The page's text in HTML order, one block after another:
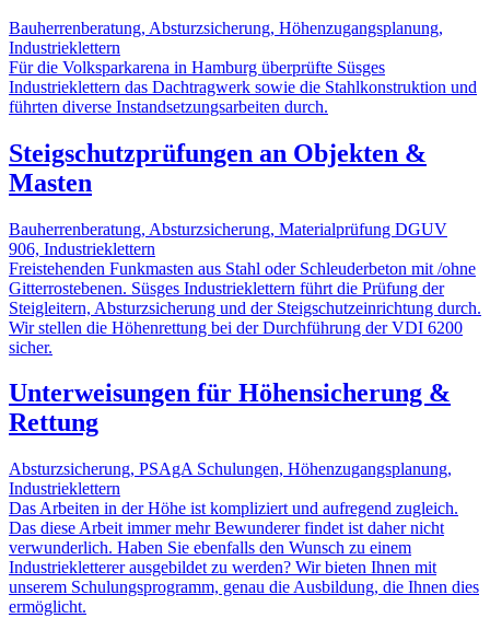
Bauherrenberatung, Absturzsicherung, Höhenzugangsplanung,
Industrieklettern
Für die Volksparkarena in Hamburg überprüfte Süsges
Industrieklettern das Dachtragwerk sowie die Stahlkonstruktion und
führten diverse Instandsetzungsarbeiten durch.
Steigschutzprüfungen an Objekten &
Masten
Bauherrenberatung, Absturzsicherung, Materialprüfung DGUV
906, Industrieklettern
Freistehenden Funkmasten aus Stahl oder Schleuderbeton mit /ohne
Gitterrostebenen. Süsges Industrieklettern führt die Prüfung der
Steigleitern, Absturzsicherung und der Steigschutzeinrichtung durch.
Wir stellen die Höhenrettung bei der Durchführung der VDI 6200
sicher.
Unterweisungen für Höhensicherung &
Rettung
Absturzsicherung, PSAgA Schulungen, Höhenzugangsplanung,
Industrieklettern
Das Arbeiten in der Höhe ist kompliziert und aufregend zugleich.
Das diese Arbeit immer mehr Bewunderer findet ist daher nicht
verwunderlich. Haben Sie ebenfalls den Wunsch zu einem
Industriekletterer ausgebildet zu werden? Wir bieten Ihnen mit
unserem Schulungsprogramm, genau die Ausbildung, die Ihnen dies
ermöglicht.